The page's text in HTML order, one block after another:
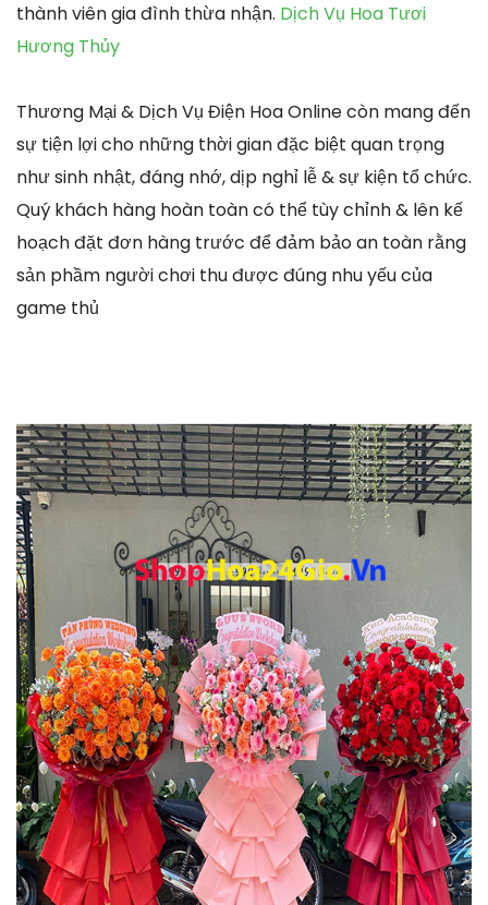
thành viên gia đình thừa nhận. Dịch Vụ Hoa Tươi
Hương Thủy
Thương Mại & Dịch Vụ Điện Hoa Online còn mang đến
sự tiện lợi cho những thời gian đặc biệt quan trọng
như sinh nhật, đáng nhớ, dịp nghỉ lễ & sự kiện tổ chức.
Quý khách hàng hoàn toàn có thể tùy chỉnh & lên kế
hoạch đặt đơn hàng trước để đảm bảo an toàn rằng
sản phầm người chơi thu được đúng nhu yếu của
game thủ